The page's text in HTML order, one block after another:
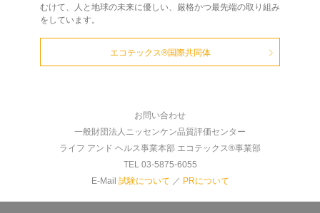
むけて、人と地球の未来に優しい、厳格かつ最先端の取り組み
をしています。
エコテックス®国際共同体
お問い合わせ
一般財団法人ニッセンケン品質評価センター
ライフ アンド ヘルス事業本部 エコテックス®事業部
TEL 03-5875-6055
E-Mail 試験について ／ PRについて